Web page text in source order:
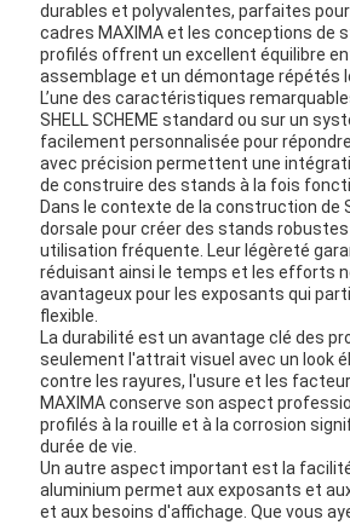
durables et polyvalentes, parfaites
cadres MAXIMA et les conceptions de
profilés offrent un excellent équilibre
assemblage et un démontage répétés
L’une des caractéristiques
SHELL SCHEME standard ou sur un
facilement personnalisée pour
avec précision permettent une
de construire des stands à la fois
Dans le contexte de la construction de
dorsale pour créer des stands
utilisation fréquente. Leur légèreté
réduisant ainsi le temps et les efforts
avantageux pour les exposants qui
flexible.
La durabilité est un avantage clé des
seulement l'attrait visuel avec un look
contre les rayures, l'usure et les
MAXIMA conserve son aspect
profilés à la rouille et à la corrosion
durée de vie.
Un autre aspect important est la
aluminium permet aux exposants et
et aux besoins d'affichage. Que vous